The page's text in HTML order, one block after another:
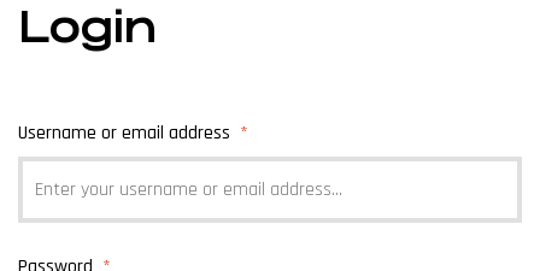
Login
Username or email address *